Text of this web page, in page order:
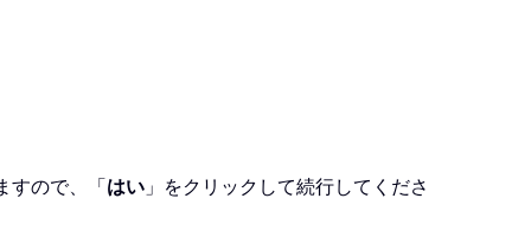
すので、「はい 」をクリックして続行してくださ